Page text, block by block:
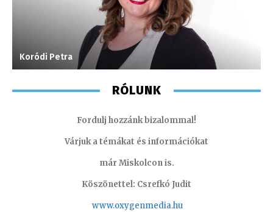
Koródi Petra
RÓLUNK
Fordulj hozzánk bizalommal!
Várjuk a témákat és információkat
már Miskolcon is.
Köszönettel: Csrefkó Judit
www.oxygenmedia.hu